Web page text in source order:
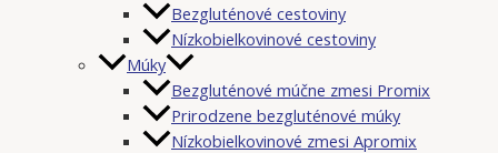
Bezgluténové cestoviny
Nízkobielkovinové cestoviny
Múky
Bezgluténové múčne zmesi Promix
Prirodzene bezgluténové múky
Nízkobielkovinové zmesi Apromix